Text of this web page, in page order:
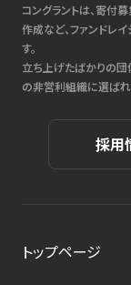
コングラントは、寄付
作成など、ファンドレ
す。
立ち上げたばかりの
の非営利組織に選ばれ
採用
トップページ